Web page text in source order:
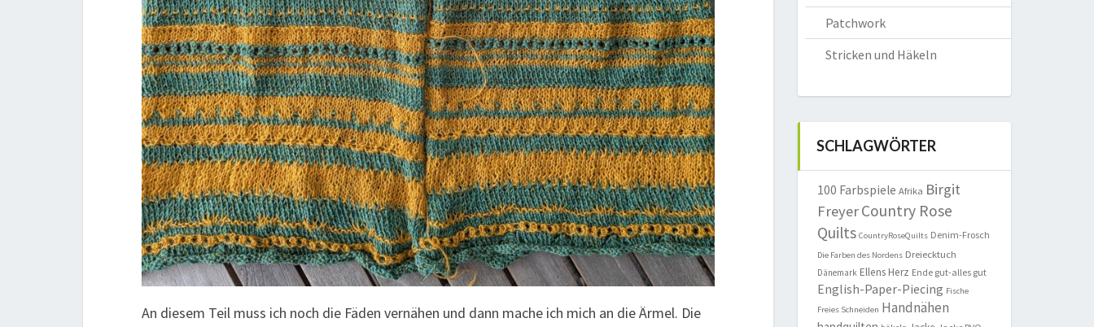
An diesem Teil muss ich noch die Fäden vernähen und dann mache ich mich an die Ärmel. Die
Patchwork
Stricken und Häkeln
SCHLAGWÖRTER
100 Farbspiele Afrika Birgit
FreyerCountry Rose
Quilts CountryRoseQuilts Denim-Frosch
Die Farben des Nordens Dreiecktuch
Dänemark Ellens Herz Ende gut-alles gut
English-Paper-Piecing Fische
Freies Schneiden Handnähen